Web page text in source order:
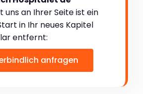
uns an Ihrer Seite ist ein
in Ihr neues Kapitel
entfernt:
anfragen